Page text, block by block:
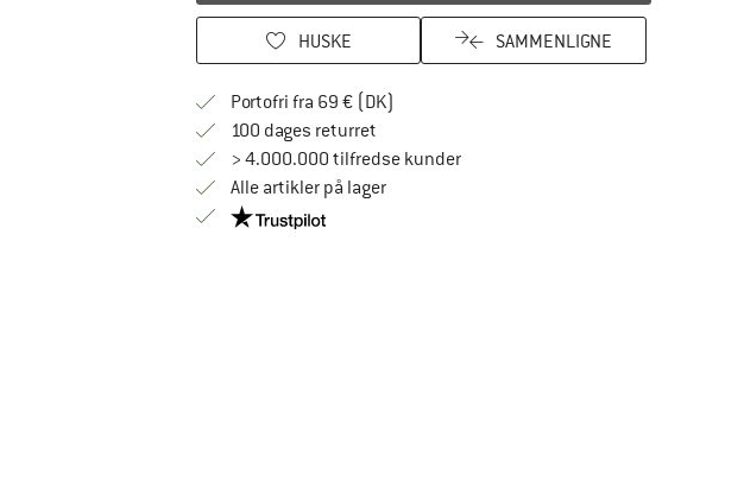
HUSKE SAMMENLIGNE
Portofri fra 69 € (DK)
100 dages returretGå til returretten her Åbnes i en infoboks
> 4.000.000 tilfredse kunder
Alle artikler på lager
Vi er Trustpilot-certificeret - oplysningerne får du